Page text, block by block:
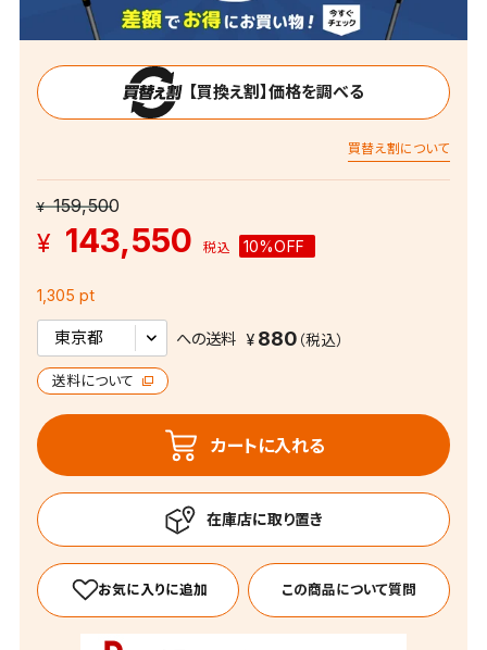
【買換え割】価格を調べる
買替え割について
¥159,500
¥ 143,550 税込 10%OFF
1,305 pt
への送料 880
送料について
カートに入れる
この商品について質問